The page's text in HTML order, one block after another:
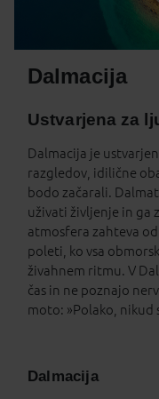
Dalmacija
Ustvarjena za
Dalmacija je
razgledov, idilične
bodo začarali.
uživati življenje in ga
atmosfera zahteva
poleti, ko vsa
živahnem ritmu. V
čas in ne poznajo
moto: »Polako, nikud
Dalmacija